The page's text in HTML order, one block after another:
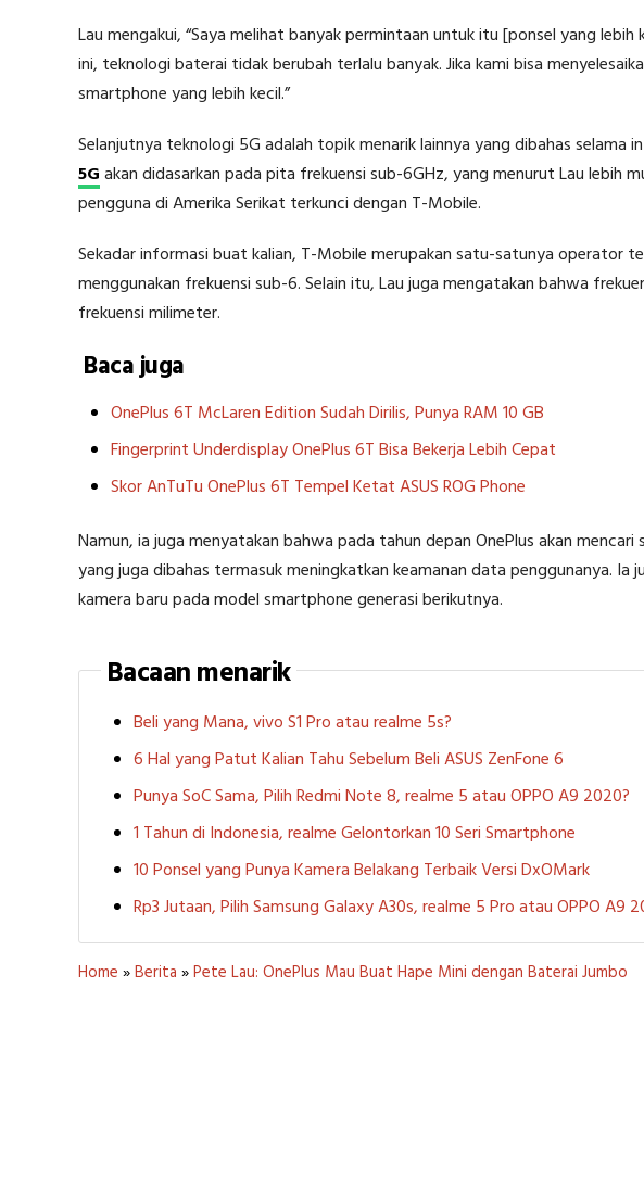
Lau mengakui, “Saya melihat banyak permintaan untuk itu [ponsel yang
ini, teknologi baterai tidak berubah terlalu banyak. Jika kami bisa
smartphone yang lebih kecil.”
Selanjutnya teknologi 5G adalah topik menarik lainnya yang dibahas selama
5Gakan didasarkan pada pita frekuensi sub-6GHz, yang menurut Lau lebih
pengguna di Amerika Serikat terkunci dengan T-Mobile.
Sekadar informasi buat kalian, T-Mobile merupakan satu-satunya operator
menggunakan frekuensi sub-6. Selain itu, Lau juga mengatakan bahwa
frekuensi milimeter.
Baca juga
OnePlus 6T McLaren Edition Sudah Dirilis, Punya RAM 10 GB
Fingerprint Underdisplay OnePlus 6T Bisa Bekerja Lebih Cepat
Skor AnTuTu OnePlus 6T Tempel Ketat ASUS ROG Phone
Namun, ia juga menyatakan bahwa pada tahun depan OnePlus akan
yang juga dibahas termasuk meningkatkan keamanan data penggunanya. Ia
kamera baru pada model smartphone generasi berikutnya.
Bacaan menarik
Beli yang Mana, vivo S1 Pro atau realme 5s?
6 Hal yang Patut Kalian Tahu Sebelum Beli ASUS ZenFone 6
Punya SoC Sama, Pilih Redmi Note 8, realme 5 atau OPPO A9 2020?
1 Tahun di Indonesia, realme Gelontorkan 10 Seri Smartphone
10 Ponsel yang Punya Kamera Belakang Terbaik Versi DxOMark
Rp3 Jutaan, Pilih Samsung Galaxy A30s, realme 5 Pro atau OPPO A9
Home »Berita »Pete Lau: OnePlus Mau Buat Hape Mini dengan Baterai Jumbo